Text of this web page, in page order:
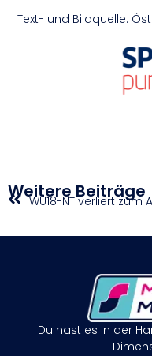
Text- und Bildquelle:
Weitere Beiträge
Du hast es in der